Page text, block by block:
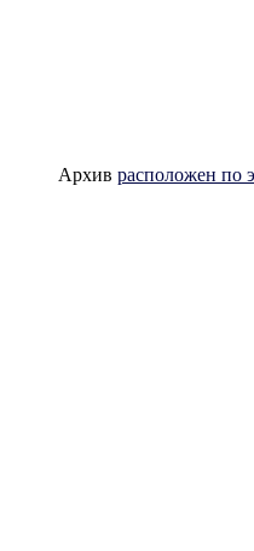
Архив расположен по